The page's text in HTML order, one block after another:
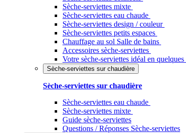
Sèche-serviettes mixte
Sèche-serviettes eau chaude
Sèche-serviettes design / couleur
Sèche-serviettes petits espaces
Chauffage au sol Salle de bains
Accessoires sèche-serviettes
Votre sèche-serviettes idéal en
Sèche-serviettes sur chaudière
Sèche-serviettes sur chaudière
Sèche-serviettes eau chaude
Sèche-serviettes mixte
Guide sèche-serviettes
Questions / Réponses Sèche-serviettes